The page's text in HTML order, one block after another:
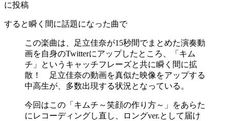
に投稿
すると瞬く間に話題になった曲で
この楽曲は、足立佳奈が15秒間でまとめた演奏動
画を自身のTwitterにアップしたところ、「キム
チ」というキャッチフレーズと共に瞬く間に拡
散！ 足立佳奈の動画を真似た映像をアップする
中高生が、多数出現する状況となっている。
今回はこの「キムチ～笑顔の作り方～」をあらた
にレコーディングし直し、ロングver.として届け